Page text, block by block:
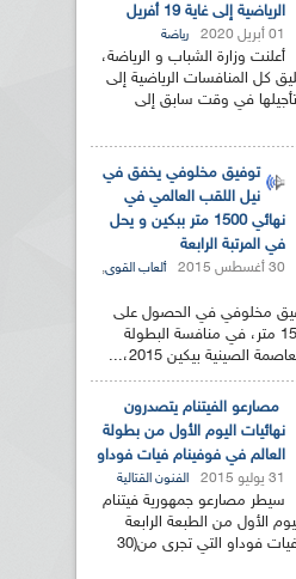
الرياضية إلى غاية 19 أفريل
01 أبريل 2020 رياضة
أعلنت وزارة الشباب و الرياضة،
كل المنافسات الرياضية إلى
تم تأجيلها في وقت سابق إلى
توفيق مخلوفي يخفق في
نيل اللقب العالمي في
نهائي 1500 متر ببكين و يحل
في المرتبة الرابعة
30 أغسطس 2015 ألعاب القوى,
مخلوفي في الحصول على
المرتبة الأولى مسافة 1500 متر، في منافسة البطولة
الصينية بيكين 2015،...
مصارعو الفيتنام يتصدرون
نهائيات اليوم الأول من بطولة
العالم في فوفينام فيات فوداو
31 يوليو 2015 الفنون القتالية
سيطر مصارعو جمهورية فيتنام
الأول من الطبعة الرابعة
لبطولة العالم للفوفينام فيات فوداو التي تجرى من(30